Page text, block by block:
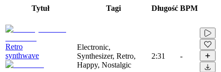
Tytuł Tagi Długość BPM
Retro
synthwave
Electronic,
Synthesizer, Retro,
Happy, Nostalgic
2:31 -